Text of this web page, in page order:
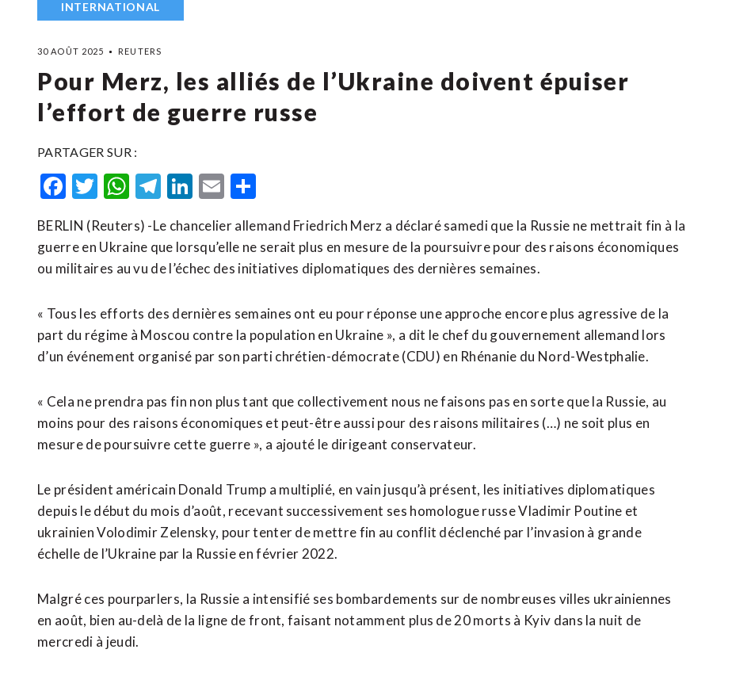
INTERNATIONAL
30 AOÛT 2025 REUTERS
Pour Merz, les alliés de l’Ukraine doivent épuiser
l’effort de guerre russe
PARTAGER SUR :
Facebook
Twitter
WhatsApp
Telegram
LinkedIn
Email
BERLIN (Reuters) -Le chancelier allemand Friedrich Merz a déclaré samedi que la Russie ne mettrait fin à la
guerre en Ukraine que lorsqu’elle ne serait plus en mesure de la poursuivre pour des raisons économiques
ou militaires au vu de l’échec des initiatives diplomatiques des dernières semaines.
« Tous les efforts des dernières semaines ont eu pour réponse une approche encore plus agressive de la
part du régime à Moscou contre la population en Ukraine », a dit le chef du gouvernement allemand lors
d’un événement organisé par son parti chrétien-démocrate (CDU) en Rhénanie du Nord-Westphalie.
« Cela ne prendra pas fin non plus tant que collectivement nous ne faisons pas en sorte que la Russie, au
moins pour des raisons économiques et peut-être aussi pour des raisons militaires (…) ne soit plus en
mesure de poursuivre cette guerre », a ajouté le dirigeant conservateur.
Le président américain Donald Trump a multiplié, en vain jusqu’à présent, les initiatives diplomatiques
depuis le début du mois d’août, recevant successivement ses homologue russe Vladimir Poutine et
ukrainien Volodimir Zelensky, pour tenter de mettre fin au conflit déclenché par l’invasion à grande
échelle de l’Ukraine par la Russie en février 2022.
Malgré ces pourparlers, la Russie a intensifié ses bombardements sur de nombreuses villes ukrainiennes
en août, bien au-delà de la ligne de front, faisant notamment plus de 20 morts à Kyiv dans la nuit de
mercredi à jeudi.